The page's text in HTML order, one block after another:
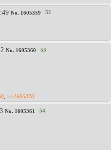
No. 1605359 52
No. 1605360 53
>>1605370
No. 1605361 54